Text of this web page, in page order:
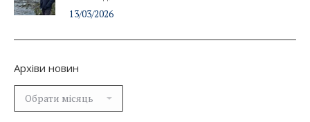
13/03/2026
Архіви новин
Архіви
новин